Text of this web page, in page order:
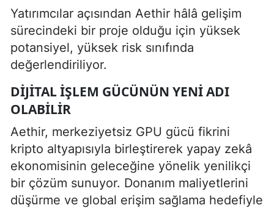
Yatırımcılar açısından Aethir hâlâ gelişim
sürecindeki bir proje olduğu için yüksek
potansiyel, yüksek risk sınıfında
değerlendiriliyor.
DIJITAL IŞLEM GÜCÜNÜN YENI ADI
OLABILIR
Aethir, merkeziyetsiz GPU gücü fikrini
kripto altyapısıyla birleştirerek yapay zekâ
ekonomisinin geleceğine yönelik yenilikçi
bir çözüm sunuyor. Donanım maliyetlerini
düşürme ve global erişim sağlama hedefiyle